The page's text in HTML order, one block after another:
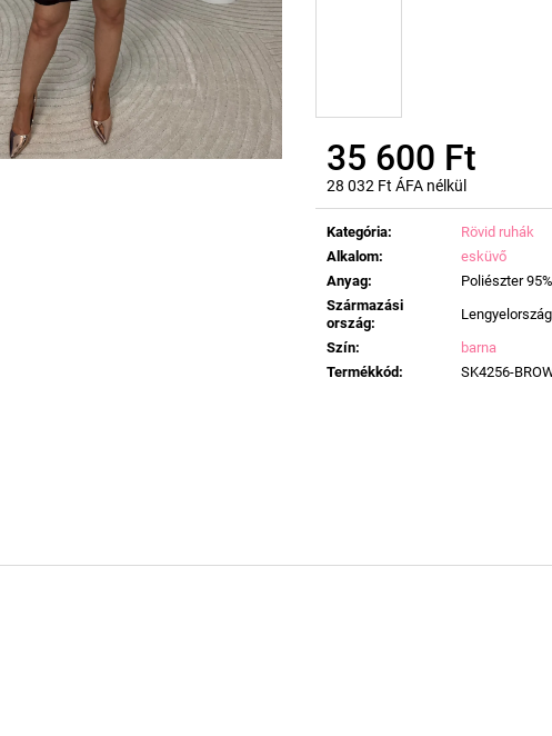
35 600 Ft
28 032 Ft ÁFA nélkül
Egységár:
Kategória:
Rövid ruhák
Alkalom:
esküvő
Anyag:
Poliészter
Származási
ország:
Lengyelország
Szín:
barna
Termékkód: SK4256-